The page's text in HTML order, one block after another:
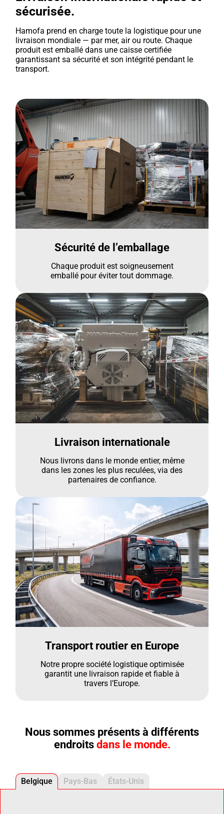
sécurisée.
Hamofa prend en charge toute la logistique pour une
livraison mondiale — par mer, air ou route. Chaque
produit est emballé dans une caisse certifiée
garantissant sa sécurité et son intégrité pendant le
transport.
Sécurité de l’emballage
Chaque produit est soigneusement
emballé pour éviter tout dommage.
Livraison internationale
Nous livrons dans le monde entier, même
dans les zones les plus reculées, via des
partenaires de confiance.
Transport routier en Europe
Notre propre société logistique optimisée
garantit une livraison rapide et fiable à
travers l’Europe.
Nous sommes présents à différents
endroits dans le monde.
Belgique Pays-Bas États-Unis